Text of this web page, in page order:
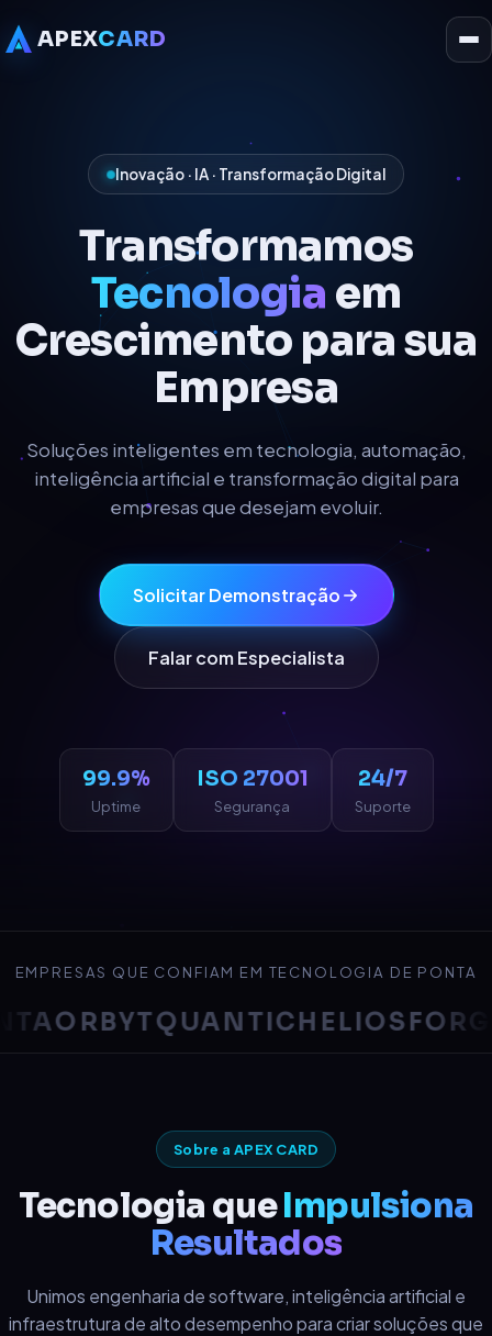
APEXCARD
Inovação · IA · Transformação Digital
Transformamos
Tecnologia em
Crescimento para sua
Empresa
Soluções inteligentes em tecnologia, automação,
inteligência artificial e transformação digital para
empresas que desejam evoluir.
Solicitar Demonstração
Falar com Especialista
99.9%
Uptime
ISO 27001
Segurança
24/7
Suporte
EMPRESAS QUE CONFIAM EM TECNOLOGIA DE PONTA
ORBYTQUANTICHELIOSFORGE
Sobre a APEX CARD
Tecnologia queImpulsiona
Resultados
Unimos engenharia de software, inteligência artificial e
infraestrutura de alto desempenho para criar soluções que